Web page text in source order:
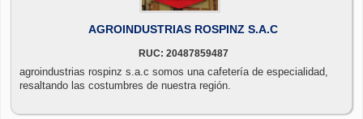
AGROINDUSTRIAS ROSPINZ S.A.C
RUC: 20487859487
agroindustrias rospinz s.a.c somos una cafetería de especialidad,
resaltando las costumbres de nuestra región.